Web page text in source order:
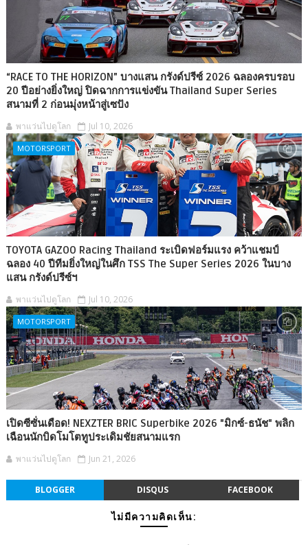
“RACE TO THE HORIZON” บางแสน กรังด์ปรีซ์ 2026 ฉลองครบรอบ
20 ปีอย่างยิ่งใหญ่ ปิดฉากการแข่งขัน Thailand Super Series
สนามที่ 2 ก่อนมุ่งหน้าสู่เซปัง
พาแว่นไปดูโลก Jul 10, 2026
MOTORSPORT
TOYOTA GAZOO Racing Thailand ระเบิดฟอร์มแรง คว้าแชมป์
ฉลอง 40 ปีทีมยิ่งใหญ่ในศึก TSS The Super Series 2026 ในบาง
แสน กรังด์ปรีซ์ฯ
พาแว่นไปดูโลก Jul 10, 2026
MOTORSPORT
เปิดซีซั่นเดือด! NEXZTER BRIC Superbike 2026 "มิกซ์-ธนัช" พลิก
เฉือนนักบิดโมโตทูประเดิมชัยสนามแรก
พาแว่นไปดูโลก Jun 21, 2026
BLOGGER DISQUS FACEBOOK
ไม่มีความคิดเห็น: